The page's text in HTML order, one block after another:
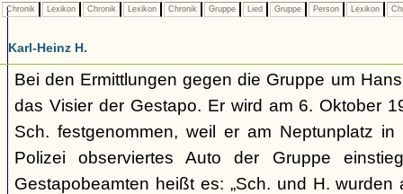
Chronik Lexikon Chronik Lexikon Chronik Gruppe Lied Gruppe Person Lexikon
Karl-Heinz H.
Bei den Ermittlungen gegen die Gruppe um
das Visier der Gestapo. Er wird am 6. Oktober
Sch. festgenommen, weil er am Neptunplatz
Polizei observiertes Auto der Gruppe
Gestapobeamten heißt es: „Sch. und H.